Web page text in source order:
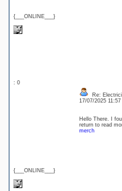
{___ONLINE___}
: 0
{___ONLINE___}
Re:
17/07/2025
Hello There. I
return to read
merch